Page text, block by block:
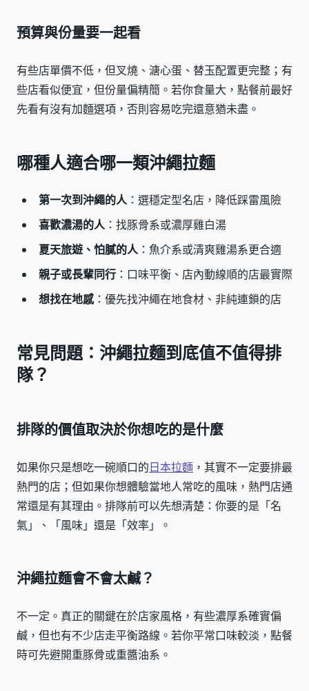
預算與份量要一起看
有些店單價不低，但叉燒、溏心蛋、替玉配置更完整；有
些店看似便宜，但份量偏精簡。若你食量大，點餐前最好
先看有沒有加麵選項，否則容易吃完還意猶未盡。
哪種人適合哪一類沖繩拉麵
第一次到沖繩的人：選穩定型名店，降低踩雷風險
喜歡濃湯的人：找豚骨系或濃厚雞白湯
夏天旅遊、怕膩的人：魚介系或清爽雞湯系更合適
親子或長輩同行 ：口味平衡、店內動線順的店最實際
想找在地感：優先找沖繩在地食材、非純連鎖的店
常見問題：沖繩拉麵到底值不值得排
隊？
排隊的價值取決於你想吃的是什麼
如果你只是想吃一碗順口的日本拉麵 ，其實不一定要排最
熱門的店；但如果你想體驗當地人常吃的風味，熱門店通
常還是有其理由。排隊前可以先想清楚：你要的是「名
氣」、「風味」還是「效率」。
沖繩拉麵會不會太鹹？
不一定。真正的關鍵在於店家風格，有些濃厚系確實偏
鹹，但也有不少店走平衡路線。若你平常口味較淡，點餐
時可先避開重豚骨或重醬油系。